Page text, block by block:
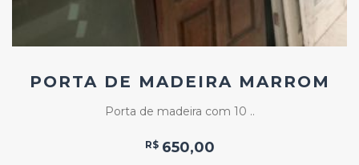
PORTA DE MADEIRA MARROM
Porta de madeira com 10 ..
R$ 650,00